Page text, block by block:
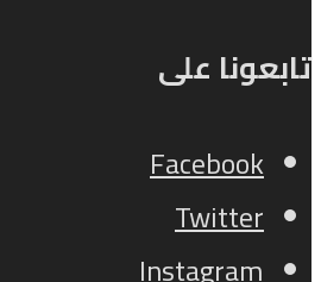
تابعونا على
Facebook
Twitter
Instagram